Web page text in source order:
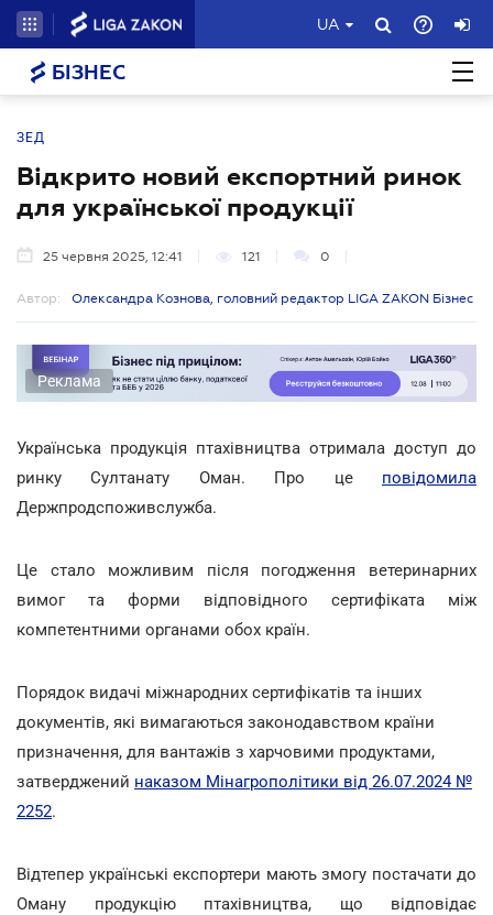
UA
БІЗНЕС
ЗЕД
Відкрито новий експортний ринок
для української продукції
25 червня 2025, 12:41 121 0
Автор: Олександра Кознова, головний редактор LIGA ZAKON Бізнес
Реклама
Українська продукція птахівництва отримала доступ до
ринку Султанату Оман. Про це повідомила
Держпродспоживслужба.
Це стало можливим після погодження ветеринарних
вимог та форми відповідного сертифіката між
компетентними органами обох країн.
Порядок видачі міжнародних сертифікатів та інших
документів, які вимагаються законодавством країни
призначення, для вантажів з харчовими продуктами,
затверджений наказом Мінагрополітики від 26.07.2024 №
2252.
Відтепер українські експортери мають змогу постачати до
Оману продукцію птахівництва, що відповідає